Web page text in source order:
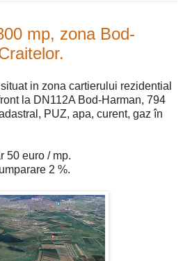
mp, zona Bod-
in zona cartierului rezidential
la DN112A Bod-Harman, 794
PUZ, apa, curent, gaz în
50 euro / mp.
2 %.